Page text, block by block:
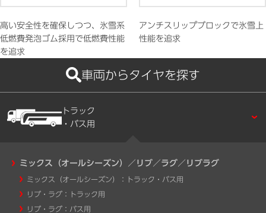
高い安全性を確保しつつ、氷雪系
低燃費発泡ゴム採用で低燃費性能
を追求
アンチスリップブロックで氷雪上
性能を追求
車両からタイヤを探す
トラック
・バス用
ミックス（オールシーズン）／リブ／ラグ／リブラグ
ミックス（オールシーズン）：トラック・バス用
リブ・ラグ：トラック用
リブ・ラグ：バス用